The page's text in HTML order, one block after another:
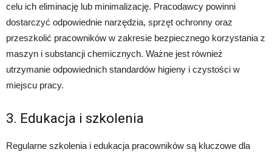
celu ich eliminację lub minimalizację. Pracodawcy powinni
dostarczyć odpowiednie narzędzia, sprzęt ochronny oraz
przeszkolić pracowników w zakresie bezpiecznego korzystania z
maszyn i substancji chemicznych. Ważne jest również
utrzymanie odpowiednich standardów higieny i czystości w
miejscu pracy.
3. Edukacja i szkolenia
Regularne szkolenia i edukacja pracowników są kluczowe dla